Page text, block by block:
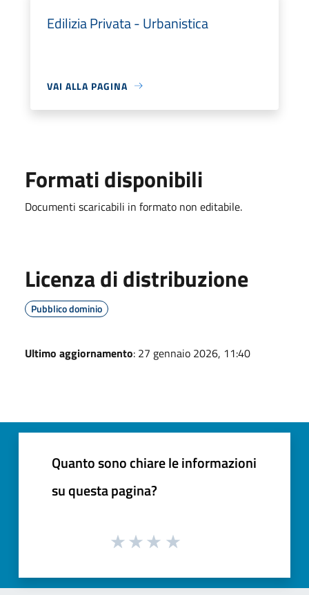
Edilizia Privata - Urbanistica
VAI ALLA PAGINA
Formati disponibili
Documenti scaricabili in formato non editabile.
Licenza di distribuzione
Pubblico dominio
Ultimo aggiornamento: 27 gennaio 2026, 11:40
Quanto sono chiare le informazioni
su questa pagina?